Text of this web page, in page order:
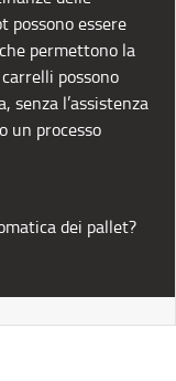
possono essere
permettono la
possono
senza l’assistenza
un processo
dei pallet?